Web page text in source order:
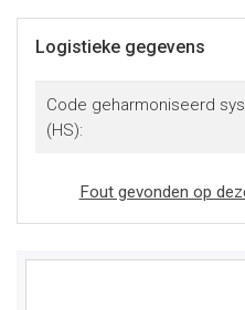
Logistieke gegevens
Code geharmoniseerd
(HS):
Fout gevonden op